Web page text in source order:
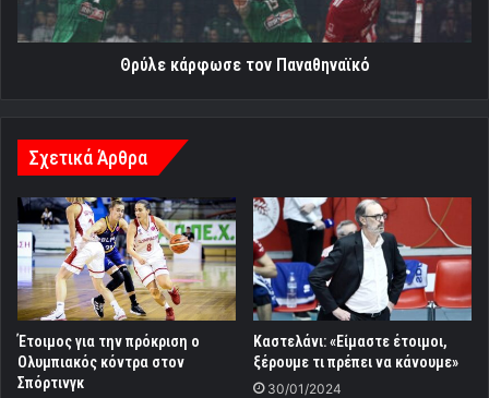
Θρύλε κάρφωσε τον Παναθηναϊκό
Σχετικά Άρθρα
Έτοιμος για την πρόκριση ο
Ολυμπιακός κόντρα στον
Σπόρτινγκ
Καστελάνι: «Είμαστε έτοιμοι,
ξέρουμε τι πρέπει να κάνουμε»
30/01/2024